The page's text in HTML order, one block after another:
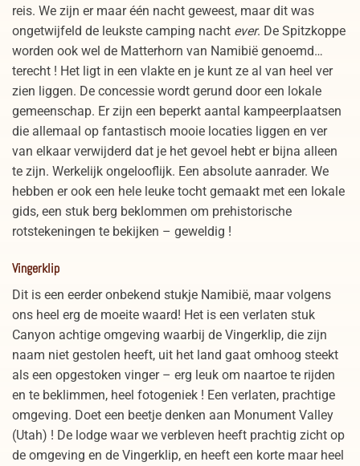
reis. We zijn er maar één nacht geweest, maar dit was
ongetwijfeld de leukste camping nacht ever. De Spitzkoppe
worden ook wel de Matterhorn van Namibië genoemd…
terecht ! Het ligt in een vlakte en je kunt ze al van heel ver
zien liggen. De concessie wordt gerund door een lokale
gemeenschap. Er zijn een beperkt aantal kampeerplaatsen
die allemaal op fantastisch mooie locaties liggen en ver
van elkaar verwijderd dat je het gevoel hebt er bijna alleen
te zijn. Werkelijk ongelooflijk. Een absolute aanrader. We
hebben er ook een hele leuke tocht gemaakt met een lokale
gids, een stuk berg beklommen om prehistorische
rotstekeningen te bekijken – geweldig !
Vingerklip
Dit is een eerder onbekend stukje Namibië, maar volgens
ons heel erg de moeite waard! Het is een verlaten stuk
Canyon achtige omgeving waarbij de Vingerklip, die zijn
naam niet gestolen heeft, uit het land gaat omhoog steekt
als een opgestoken vinger – erg leuk om naartoe te rijden
en te beklimmen, heel fotogeniek ! Een verlaten, prachtige
omgeving. Doet een beetje denken aan Monument Valley
(Utah) ! De lodge waar we verbleven heeft prachtig zicht op
de omgeving en de Vingerklip, en heeft een korte maar heel